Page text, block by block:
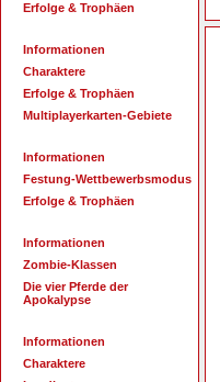
Erfolge & Trophäen
Informationen
Charaktere
Erfolge & Trophäen
Multiplayerkarten-Gebiete
Informationen
Festung-Wettbewerbsmodus
Erfolge & Trophäen
Informationen
Zombie-Klassen
Die vier Pferde der
Apokalypse
Informationen
Charaktere